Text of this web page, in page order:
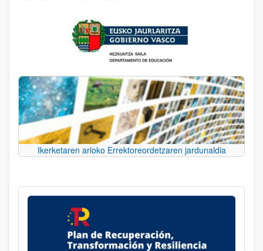
Ikerketaren arloko Errektoreordetzaren jardunaldia